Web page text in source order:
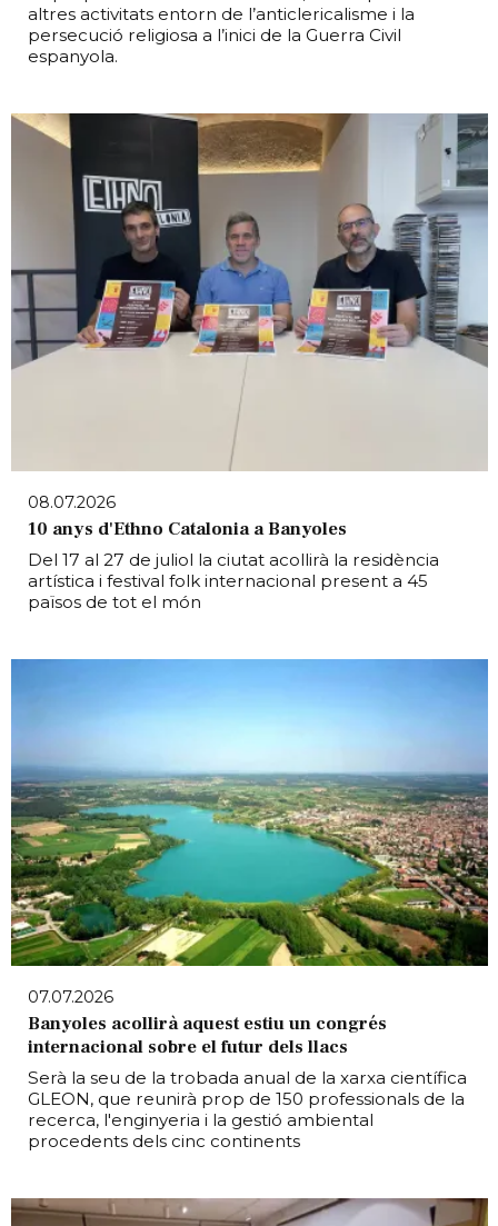
altres activitats entorn de l’anticlericalisme i la
persecució religiosa a l’inici de la Guerra Civil
espanyola.
08.07.2026
10 anys d'Ethno Catalonia a Banyoles
Del 17 al 27 de juliol la ciutat acollirà la residència
artística i festival folk internacional present a 45
països de tot el món
07.07.2026
Banyoles acollirà aquest estiu un congrés
internacional sobre el futur dels llacs
Serà la seu de la trobada anual de la xarxa científica
GLEON, que reunirà prop de 150 professionals de la
recerca, l'enginyeria i la gestió ambiental
procedents dels cinc continents